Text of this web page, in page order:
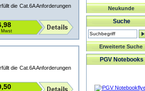
die Cat.6A Anforderungen
Mwst
die Cat.6A Anforderungen
Neukunde
Suche
Erweiterte Suche
PGV Notebooks